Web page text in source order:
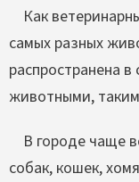
Как
самых разных
распространена
животными,
В городе чаще
собак, кошек,